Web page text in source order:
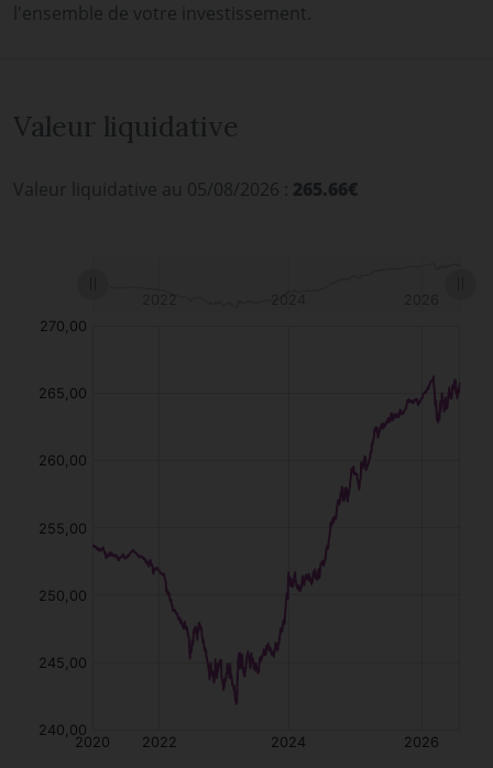
l'ensemble de votre investissement.
Valeur liquidative
Valeur liquidative au 05/08/2026 : 265.66€